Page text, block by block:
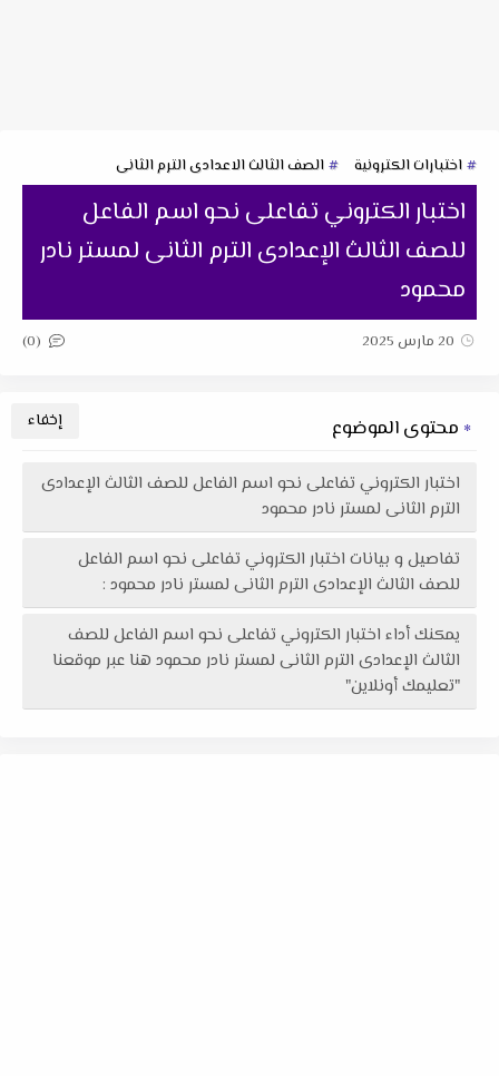
اختبارات الكترونية الصف الثالث الاعدادى الترم الثانى
اختبار الكتروني تفاعلى نحو اسم الفاعل
للصف الثالث الإعدادى الترم الثانى لمستر نادر
محمود
20 مارس 2025 (0)
محتوى الموضوع
اختبار الكتروني تفاعلى نحو اسم الفاعل للصف الثالث الإعدادى
الترم الثانى لمستر نادر محمود
تفاصيل و بيانات اختبار الكتروني تفاعلى نحو اسم الفاعل
للصف الثالث الإعدادى الترم الثانى لمستر نادر محمود :
يمكنك أداء اختبار الكتروني تفاعلى نحو اسم الفاعل للصف
الثالث الإعدادى الترم الثانى لمستر نادر محمود هنا عبر موقعنا
"تعليمك أونلاين"